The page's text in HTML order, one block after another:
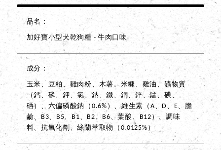
品名
加好寶小型犬乾狗糧 - 牛肉口味
成分
玉米、豆粕、雞肉粉、木薯、米糠、雞油、礦物質
（鈣、磷、鉀、氯、鈉、鐵、銅、鋅、錳、碘、
硒）、六偏磷酸鈉（0.6%）、維生素（A、D、E、膽
鹼、B3、B5、B1、B2、B6、葉酸、B12）、調味
料、抗氧化劑、絲蘭萃取物（0.0125%）